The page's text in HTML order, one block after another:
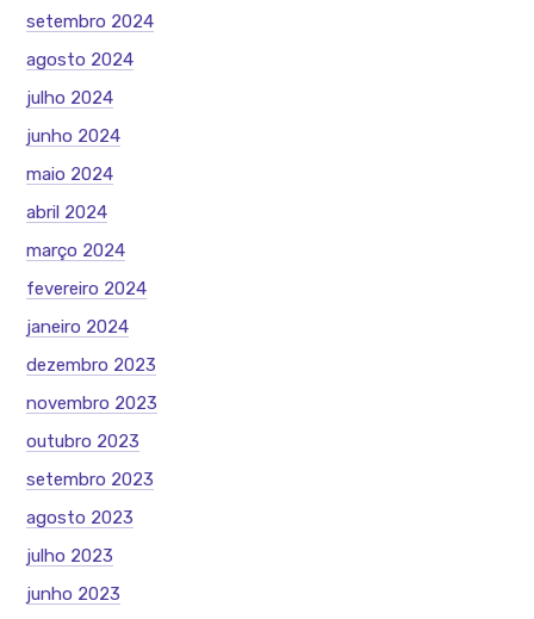
setembro 2024
agosto 2024
julho 2024
junho 2024
maio 2024
abril 2024
março 2024
fevereiro 2024
janeiro 2024
dezembro 2023
novembro 2023
outubro 2023
setembro 2023
agosto 2023
julho 2023
junho 2023